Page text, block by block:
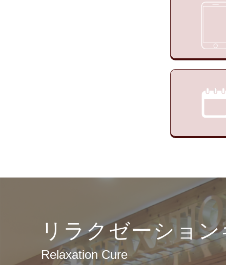
リラクゼーション
Relaxation Cure